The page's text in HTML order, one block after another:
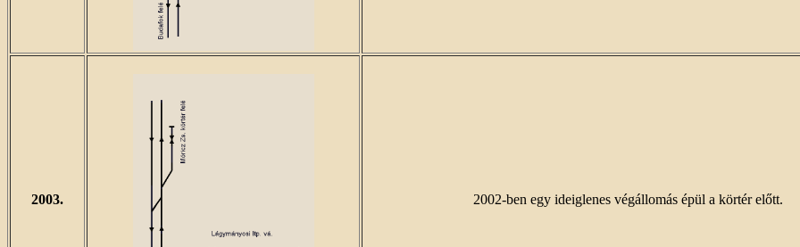
2003. 2002-ben egy ideiglenes végállomás épül a körtér előtt.